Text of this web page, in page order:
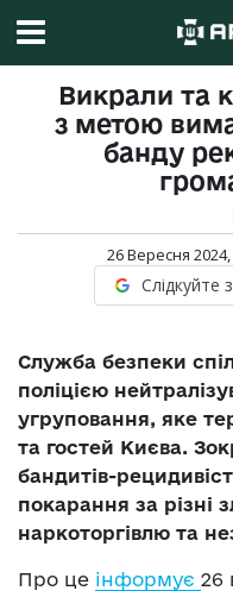
Викрали та
з метою
банду
26 Вересня
Слідкуйте
Служба безпеки
поліцією
угруповання, яке
та гостей Києва.
бандитів-
покарання за різні
наркоторгівлю та
Про це інформує 26